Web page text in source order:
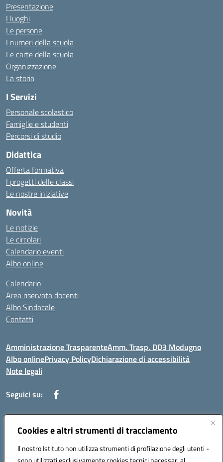
Cookies e altri strumenti di tracciamento
Il nostro Istituto non utilizza strumenti di profilazione degli utenti -
Presentazione
I luoghi
Le persone
I numeri della scuola
Le carte della scuola
Organizzazione
La storia
I Servizi
Personale scolastico
Famiglie e studenti
Percorsi di studio
Didattica
Offerta formativa
I progetti delle classi
Le nostre iniziative
Novità
Le notizie
Le circolari
Calendario eventi
Albo online
Calendario
Area riservata docenti
Albo Sindacale
Contatti
Amministrazione TrasparenteAmm. Trasp. DD3 Modugno
Albo onlinePrivacy PolicyDichiarazione di accessibilità
Note legali
Seguici su:
Indirizzo:Via Magna Grecia, 1 - 70026 Modugno (Bari)
Posta elettronica certificata (PEC):baic8ap005@pec.istruzione.it